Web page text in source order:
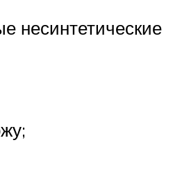
несинтетические